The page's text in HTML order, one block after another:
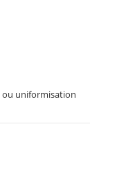
ou uniformisation